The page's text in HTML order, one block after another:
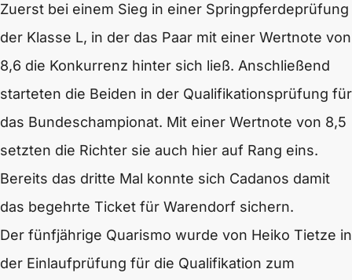
Zuerst bei einem Sieg in einer Springpferdeprüfung
der Klasse L, in der das Paar mit einer Wertnote von
8,6 die Konkurrenz hinter sich ließ. Anschließend
starteten die Beiden in der Qualifikationsprüfung für
das Bundeschampionat. Mit einer Wertnote von 8,5
setzten die Richter sie auch hier auf Rang eins.
Bereits das dritte Mal konnte sich Cadanos damit
das begehrte Ticket für Warendorf sichern.
Der fünfjährige Quarismo wurde von Heiko Tietze in
der Einlaufprüfung für die Qualifikation zum